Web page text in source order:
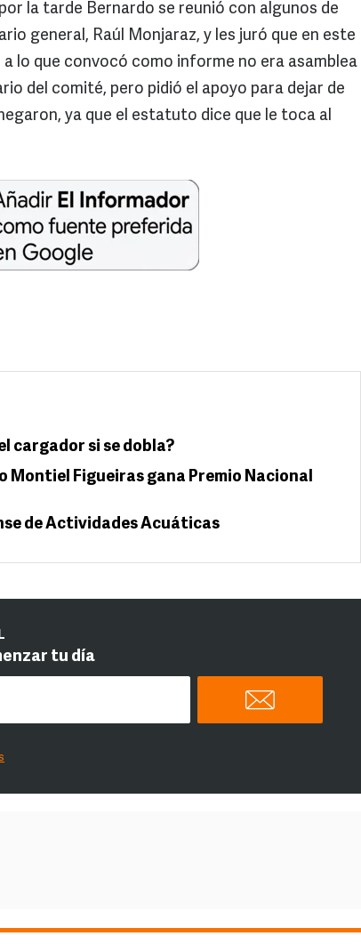
la tarde Bernardo se reunió con algunos de
general, Raúl Monjaraz, y les juró que en este
a lo que convocó como informe no era asamblea
del comité, pero pidió el apoyo para dejar de
ya que el estatuto dice que le toca al
cargador si se dobla?
Figueiras gana Premio Nacional
de Actividades Acuáticas
tu día